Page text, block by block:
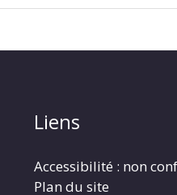
Liens
Accessibilité : non
Plan du site